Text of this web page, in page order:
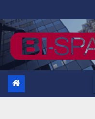
al
contenido